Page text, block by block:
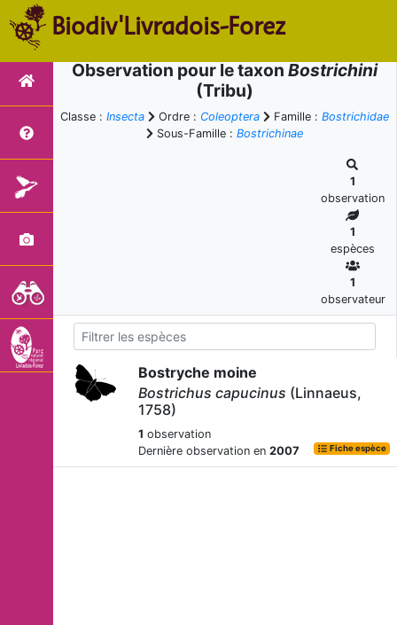
Biodiv'Livradois-Forez
Observation pour le taxon Bostrichini
(Tribu)
Classe : Insecta Ordre : Coleoptera Famille : Bostrichidae
Sous-Famille : Bostrichinae
1
observation
1
espèces
1
observateur
Bostryche moine
Bostrichus capucinus (Linnaeus,
1758)
1 observation
Dernière observation en 2007 Fiche espèce